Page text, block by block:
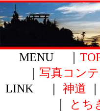
MENU ｜
写真コン
LINK ｜ 神道
とち